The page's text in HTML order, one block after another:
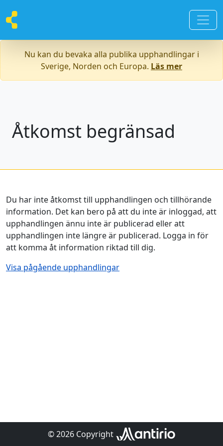
Nu kan du bevaka alla publika upphandlingar i
Sverige, Norden och Europa. Läs mer
Åtkomst begränsad
Du har inte åtkomst till upphandlingen och tillhörande
information. Det kan bero på att du inte är inloggad, att
upphandlingen ännu inte är publicerad eller att
upphandlingen inte längre är publicerad. Logga in för
att komma åt information riktad till dig.
Visa pågående upphandlingar
© 2026 Copyright